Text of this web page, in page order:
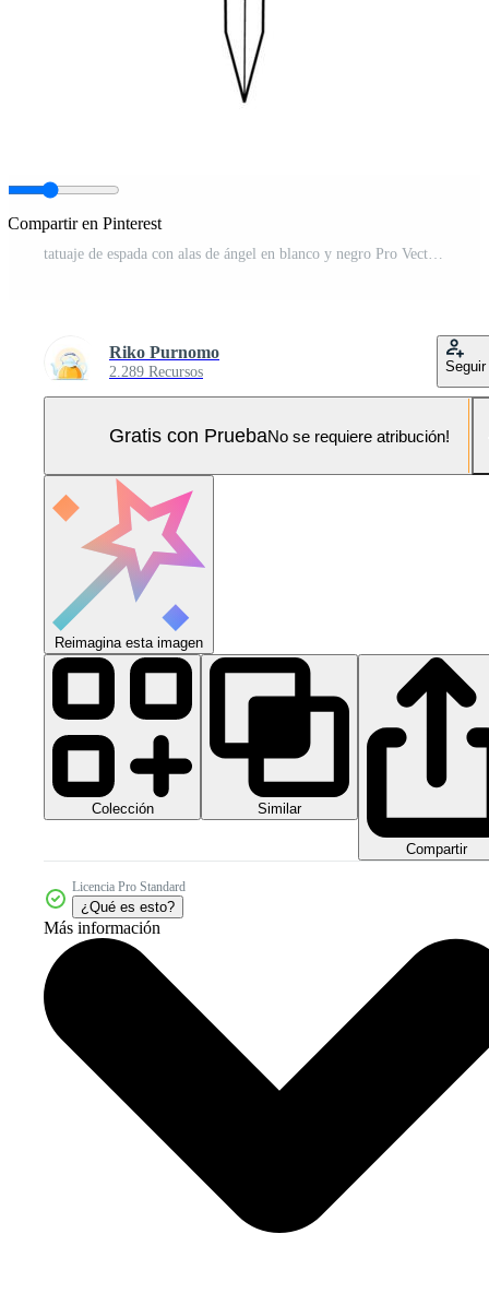
Compartir en Pinterest
tatuaje de espada con alas de ángel en blanco y negro Pro Vector y Pro SVG
Riko Purnomo
2.289 Recursos Seguir
Gratis con PruebaNo se requiere atribución!
Reimagina esta imagen
Colección Similar
Compartir
Licencia Pro Standard
¿Qué es esto?
Más información